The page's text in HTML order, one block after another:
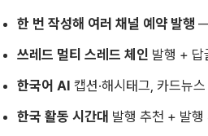
한 번 작성해 여러 채널 예약 발행 —
쓰레드 멀티 스레드 체인 발행 + 답
한국어 AI 캡션·해시태그, 카드뉴
한국 활동 시간대 발행 추천 + 발